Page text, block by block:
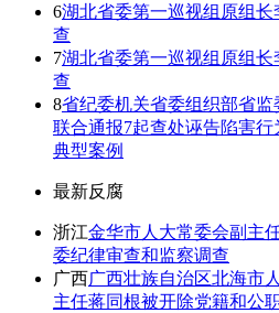
6湖北省委第一巡视组原组
查
7湖北省委第一巡视组原组
查
8省纪委机关省委组织部省
联合通报7起查处诬告陷害
典型案例
最新反腐
浙江金华市人大常委会副主
委纪律审查和监察调查
广西广西壮族自治区北海市
主任蒋同根被开除党籍和公